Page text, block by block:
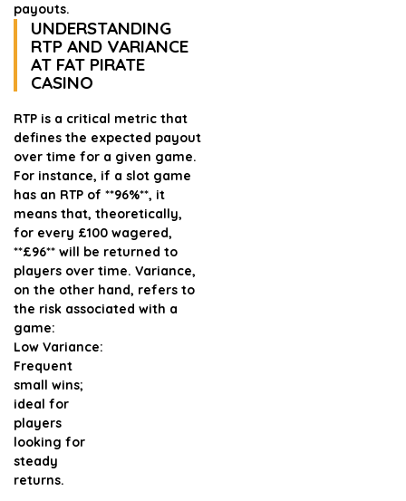
payouts.
UNDERSTANDING
RTP AND VARIANCE
AT FAT PIRATE
CASINO
RTP is a critical metric that
defines the expected payout
over time for a given game.
For instance, if a slot game
has an RTP of **96%**, it
means that, theoretically,
for every £100 wagered,
**£96** will be returned to
players over time. Variance,
on the other hand, refers to
the risk associated with a
game:
Low Variance:
Frequent
small wins;
ideal for
players
looking for
steady
returns.